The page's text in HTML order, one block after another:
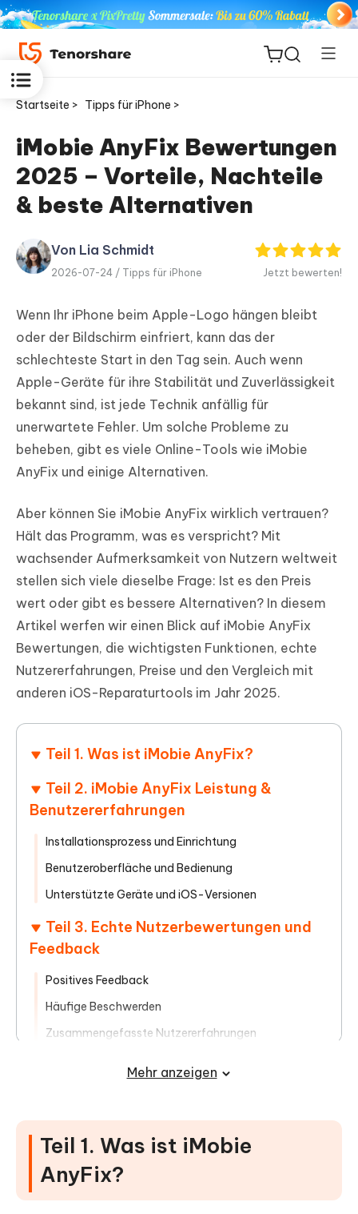
ReiBoot
for iOS
PDNob
PDF
Editor
Neu
iAnyGo
Startseite > Tipps für iPhone >
iMobie AnyFix Bewertungen
2025 – Vorteile, Nachteile
& beste Alternativen
Von Lia Schmidt
2026-07-24 / Tipps für iPhone Jetzt bewerten!
Wenn Ihr iPhone beim Apple-Logo hängen bleibt
oder der Bildschirm einfriert, kann das der
schlechteste Start in den Tag sein. Auch wenn
Apple-Geräte für ihre Stabilität und Zuverlässigkeit
bekannt sind, ist jede Technik anfällig für
unerwartete Fehler. Um solche Probleme zu
beheben, gibt es viele Online-Tools wie iMobie
AnyFix und einige Alternativen.
Aber können Sie iMobie AnyFix wirklich vertrauen?
Hält das Programm, was es verspricht? Mit
wachsender Aufmerksamkeit von Nutzern weltweit
stellen sich viele dieselbe Frage: Ist es den Preis
wert oder gibt es bessere Alternativen? In diesem
Artikel werfen wir einen Blick auf iMobie AnyFix
Bewertungen, die wichtigsten Funktionen, echte
Nutzererfahrungen, Preise und den Vergleich mit
anderen iOS-Reparaturtools im Jahr 2025.
Teil 1. Was ist iMobie AnyFix?
Teil 2. iMobie AnyFix Leistung &
Benutzererfahrungen
Installationsprozess und Einrichtung
Benutzeroberfläche und Bedienung
Unterstützte Geräte und iOS-Versionen
Teil 3. Echte Nutzerbewertungen und
Feedback
Positives Feedback
Häufige Beschwerden
Zusammengefasste Nutzererfahrungen
Teil 4. Ist iMobie AnyFix kostenlos?
Tenorshare ReiBoot
FAQs zu TunesKit iOS System Repair
Bewertungen
Mehr anzeigen
Teil 1. Was ist iMobie
AnyFix?